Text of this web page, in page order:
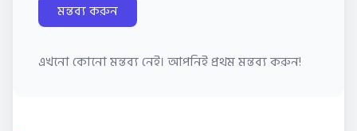
মন্তব্য করুন
এখনো কোনো মন্তব্য নেই। আপনিই প্রথম মন্তব্য করুন!